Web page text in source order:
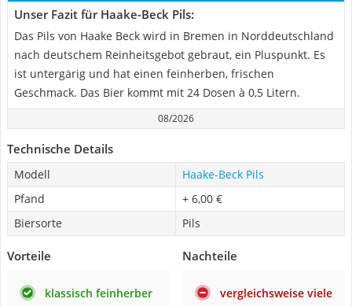
Unser Fazit für Haake-Beck Pils:
Das Pils von Haake Beck wird in Bremen in Norddeutschland
nach deutschem Reinheitsgebot gebraut, ein Pluspunkt. Es
ist untergärig und hat einen feinherben, frischen
Geschmack. Das Bier kommt mit 24 Dosen à 0,5 Litern.
08/2026
Technische Details
Modell
Haake-Beck Pils
Pfand
+ 6,00 €
Biersorte
Pils
Vorteile
klassisch feinherber
Nachteile
vergleichsweise viele